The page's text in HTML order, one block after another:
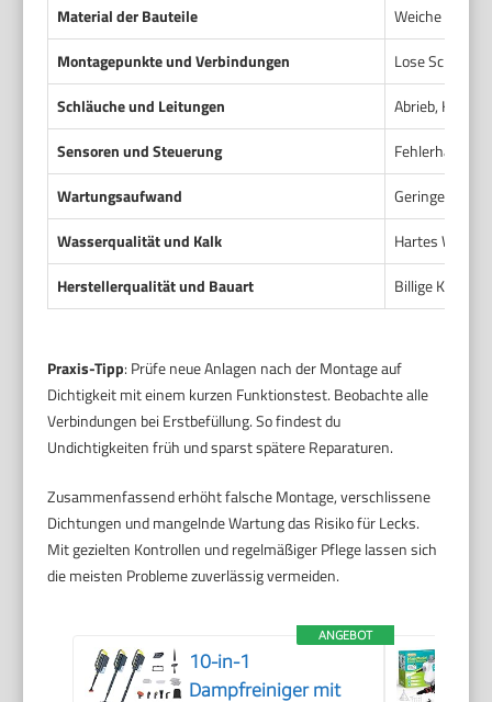
Material der Bauteile
Weiche
Montagepunkte und Verbindungen
Lose
Schläuche und Leitungen
Abrieb,
Sensoren und Steuerung
Fehlerhafte
Wartungsaufwand
Geringer
Wasserqualität und Kalk
Hartes
Herstellerqualität und Bauart
Billige
Praxis-Tipp: Prüfe neue Anlagen nach der Montage auf
Dichtigkeit mit einem kurzen Funktionstest. Beobachte alle
Verbindungen bei Erstbefüllung. So findest du
Undichtigkeiten früh und sparst spätere Reparaturen.
Zusammenfassend erhöht falsche Montage, verschlissene
Dichtungen und mangelnde Wartung das Risiko für Lecks.
Mit gezielten Kontrollen und regelmäßiger Pflege lassen sich
die meisten Probleme zuverlässig vermeiden.
ANGEBOT
10-in-1
Dampfreiniger mit